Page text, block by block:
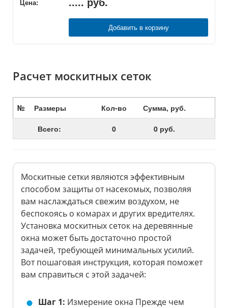
Цена:
Добавить в корзину
Расчет москитных сеток
№ Размеры Кол-во Сумма, руб.
Всего: 0 0 руб.
Москитные сетки являются эффективным
способом защиты от насекомых, позволяя
вам наслаждаться свежим воздухом, не
беспокоясь о комарах и других вредителях.
Установка москитных сеток на деревянные
окна может быть достаточно простой
задачей, требующей минимальных усилий.
Вот пошаговая инструкция, которая поможет
вам справиться с этой задачей:
Шаг 1: Измерение окна Прежде чем